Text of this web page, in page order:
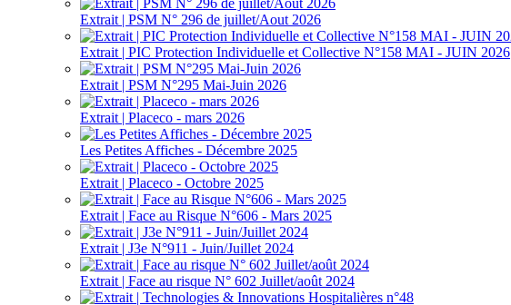
Extrait | PSM N° 296 de juillet/Aout 2026
Extrait | PIC Protection Individuelle et Collective N°158 MAI - JUIN 2026
Extrait | PSM N°295 Mai-Juin 2026
Extrait | Placeco - mars 2026
Les Petites Affiches - Décembre 2025
Extrait | Placeco - Octobre 2025
Extrait | Face au Risque N°606 - Mars 2025
Extrait | J3e N°911 - Juin/Juillet 2024
Extrait | Face au risque N° 602 Juillet/août 2024